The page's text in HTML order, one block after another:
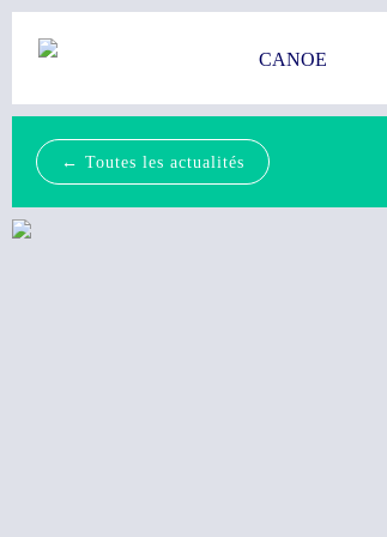
CANOE
← Toutes les actualités